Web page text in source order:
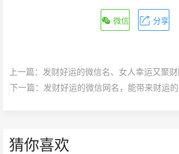
微信 分享
上一篇：
发财好运的微信名、女人幸运又聚财
下一篇：
发财好运的微信网名，能带来财运
猜你喜欢